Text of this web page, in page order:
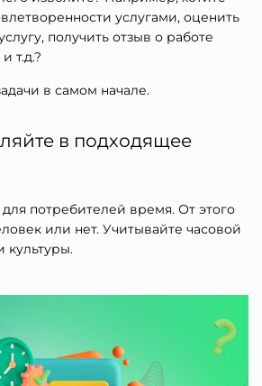
услугами, оценить
получить отзыв о работе
т.д.?
в самом начале.
в подходящее
потребителей время. От этого
или нет. Учитывайте часовой
культуры.